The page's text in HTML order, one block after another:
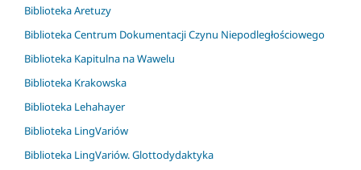
Biblioteka Aretuzy
Biblioteka Centrum Dokumentacji Czynu Niepodległościowego
Biblioteka Kapitulna na Wawelu
Biblioteka Krakowska
Biblioteka Lehahayer
Biblioteka LingVariów
Biblioteka LingVariów. Glottodydaktyka